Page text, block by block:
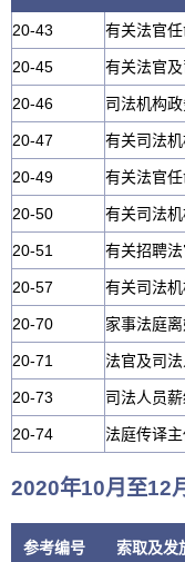
20-43 有关法官
20-45 有关法官
20-46 司法机构
20-47 有关司法
20-49 有关法官
20-50 有关司法
20-51 有关招聘
20-57 有关司法
20-70 家事法庭
20-71 法官及司
20-73 司法人员
20-74 法庭传译
2020年10月至12
参考编号 索取及发